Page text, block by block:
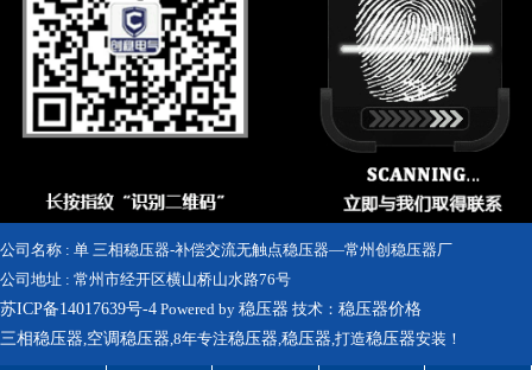
公司名称 : 单 三相稳压器-补偿交流无触点稳压器—常州创稳压器厂
公司地址 : 常州市经开区横山桥山水路76号
苏ICP备14017639号-4 Powered by 稳压器 技术： 稳压器价格
三相稳压器 空调稳压器 ,8年专注稳压器 稳压器 ,打造稳压器安装！